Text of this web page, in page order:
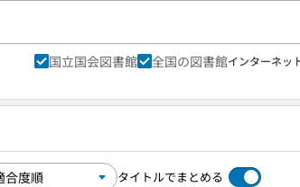
国立国会図書館 全国の図書館インターネッ
タイトルでまとめる